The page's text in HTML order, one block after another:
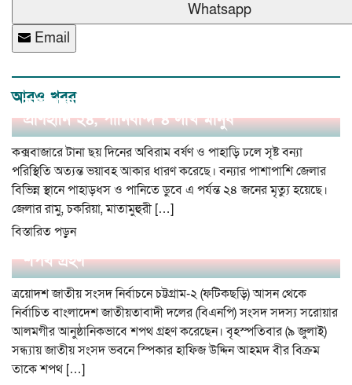
Whatsapp
Email
আরও খবর
কক্সবাজারে বন্যা ও পাহাড়ধসে ভয়াবহ বিপর্যয়:
প্রাণহানি ২৪, পানিবন্দি ৪ লাখ মানুষ
কক্সবাজারে টানা ছয় দিনের অবিরাম বর্ষণ ও পাহাড়ি ঢলে সৃষ্ট বন্যা
পরিস্থিতি অত্যন্ত ভয়াবহ আকার ধারণ করেছে। বন্যার পাশাপাশি জেলার
বিভিন্ন স্থানে পাহাড়ধস ও পানিতে ডুবে এ পর্যন্ত ২৪ জনের মৃত্যু হয়েছে।
জেলার রামু, চকরিয়া, মাতামুহুরী […]
বিস্তারিত পড়ুন
ফটিকছড়ি আসনের সাংসদ সরোয়ার আলমগীরের
শপথ গ্রহণ
ত্রয়োদশ জাতীয় সংসদ নির্বাচনে চট্টগ্রাম-২ (ফটিকছড়ি) আসন থেকে
নির্বাচিত বাংলাদেশ জাতীয়তাবাদী দলের (বিএনপি) সংসদ সদস্য সরোয়ার
আলমগীর আনুষ্ঠানিকভাবে শপথ গ্রহণ করেছেন। বৃহস্পতিবার (৯ জুলাই)
সন্ধ্যায় জাতীয় সংসদ ভবনে স্পিকার হাফিজ উদ্দিন আহমদ বীর বিক্রম
তাকে শপথ […]